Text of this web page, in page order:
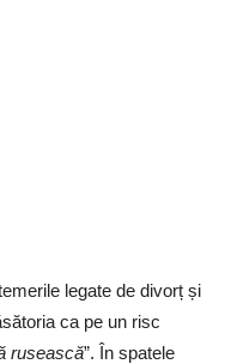
legate de divorț și
ca pe un risc
rusească”. În spatele